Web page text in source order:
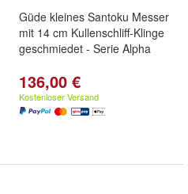
Güde kleines Santoku Messer
mit 14 cm Kullenschliff-Klinge
geschmiedet - Serie Alpha
136,00 €
Kostenloser Versand